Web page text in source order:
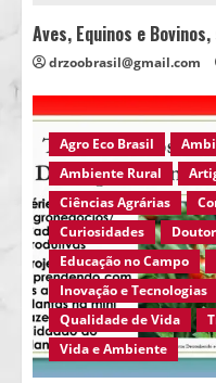
Aves, Equinos e
drzoobrasil@gmail.com
Agro Eco Brasil
Ambiente Rural
Ciências Agrárias
Curiosidades
Educação no Campo
Inovação e Tecnologias
Qualidade de Vida
Vida e Ambiente